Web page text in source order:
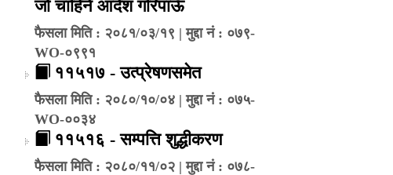
जो चाहिने आदेश गरिपाऊँ
फैसला मिति : २०८१/०३/१९ | मुद्दा नं : ०७९-
WO-०९९१
११५१७ - उत्प्रेषणसमेत
फैसला मिति : २०८०/१०/०४ | मुद्दा नं : ०७५-
WO-००३४
११५१६ - सम्पत्ति शुद्धीकरण
फैसला मिति : २०८०/११/०२ | मुद्दा नं : ०७८-